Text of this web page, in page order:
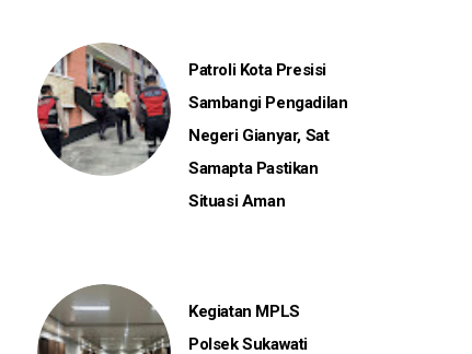
Patroli Kota Presisi
Sambangi Pengadilan
Negeri Gianyar, Sat
Samapta Pastikan
Situasi Aman
Kegiatan MPLS
Polsek Sukawati